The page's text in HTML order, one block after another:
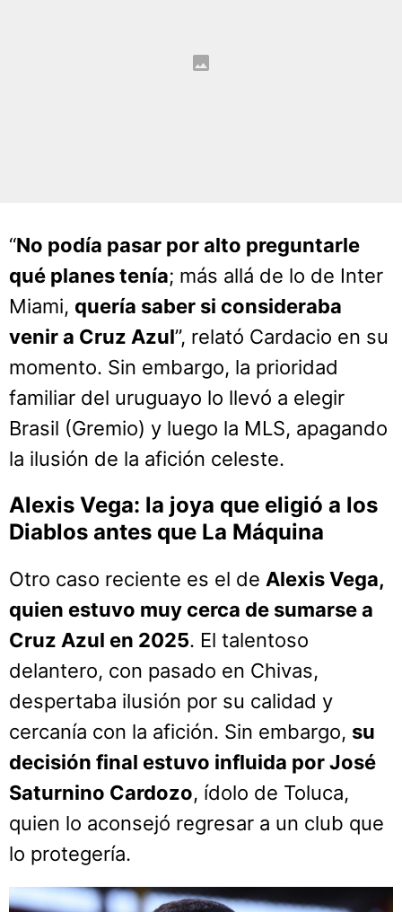
“No podía pasar por alto preguntarle
qué planes tenía; más allá de lo de Inter
Miami, quería saber si consideraba
venir a Cruz Azul”, relató Cardacio en su
momento. Sin embargo, la prioridad
familiar del uruguayo lo llevó a elegir
Brasil (Gremio) y luego la MLS, apagando
la ilusión de la afición celeste.
Alexis Vega: la joya que eligió a los
Diablos antes que La Máquina
Otro caso reciente es el de Alexis Vega,
quien estuvo muy cerca de sumarse a
Cruz Azul en 2025. El talentoso
delantero, con pasado en Chivas,
despertaba ilusión por su calidad y
cercanía con la afición. Sin embargo, su
decisión final estuvo influida por José
Saturnino Cardozo, ídolo de Toluca,
quien lo aconsejó regresar a un club que
lo protegería.